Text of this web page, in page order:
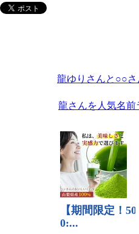
龍ゆりさんと○○さ
龍さんを人気名前